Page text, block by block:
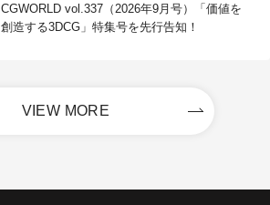
CGWORLD vol.337（2026年9月号）「価値を
創造する3DCG」特集号を先行告知！
VIEW MORE